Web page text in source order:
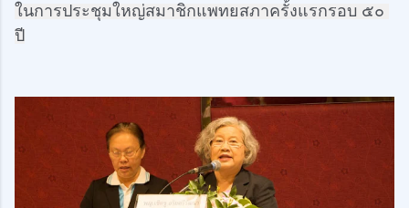
ในการประชุมใหญ่สมาชิกแพทยสภาครั้งแรกรอบ ๕๐
ปี